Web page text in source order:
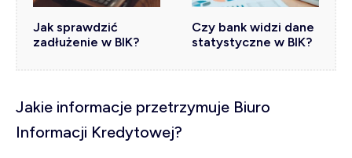
Jak sprawdzić
zadłużenie w BIK?
Czy bank widzi dane
statystyczne w BIK?
Jakie informacje przetrzymuje Biuro
Informacji Kredytowej?